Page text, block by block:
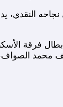
نجاحه
فرقة
محمد